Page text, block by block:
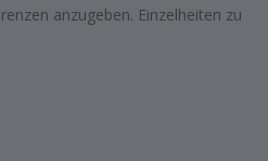
anzugeben. Einzelheiten zu